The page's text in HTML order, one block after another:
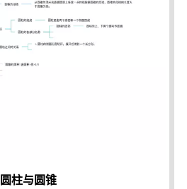
圆柱与圆锥